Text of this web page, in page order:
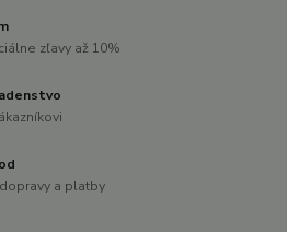
zľavy až 10%
a platby